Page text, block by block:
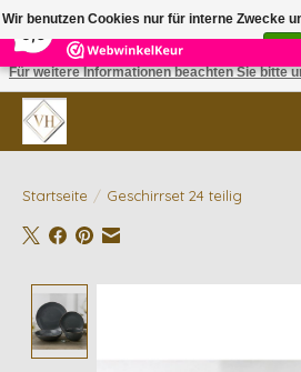
5 Reviews
✓ Gratis verzending vanaf €200 | ✓ 14 dagen
Startseite / Geschirrset 24 teilig
Wir benutzen Cookies nur für interne Zwecke
Ist das in Ordnung?
Für weitere Informationen beachten Sie bitte